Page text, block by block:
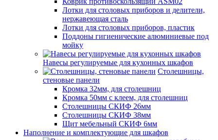
Лотки для столовых приборов и делители,
нержавеющая сталь
Лотки для столовых приборов, пластик
Поддоны гигиенические алюминиевые под
мойку
Навесы регулируемые для кухонных шкафов
Столешницы,
стеновые панели
Кромка 32мм, для столешниц
Кромка 50мм с клеем, для столешниц
Столешницы СКИФ 26мм
Столешницы СКИФ 38мм
Щит мебельный СКИФ 6мм
Наполнение и комплектующие для шкафов